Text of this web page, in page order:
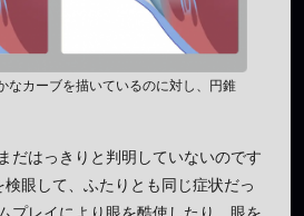
なカーブを描いているのに対し、円錐
だはっきりと判明していないのです
眼して、ふたりとも同じ症状だっ